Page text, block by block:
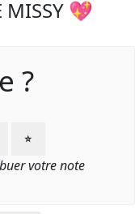
MISSY 💖
?
⭐
votre note